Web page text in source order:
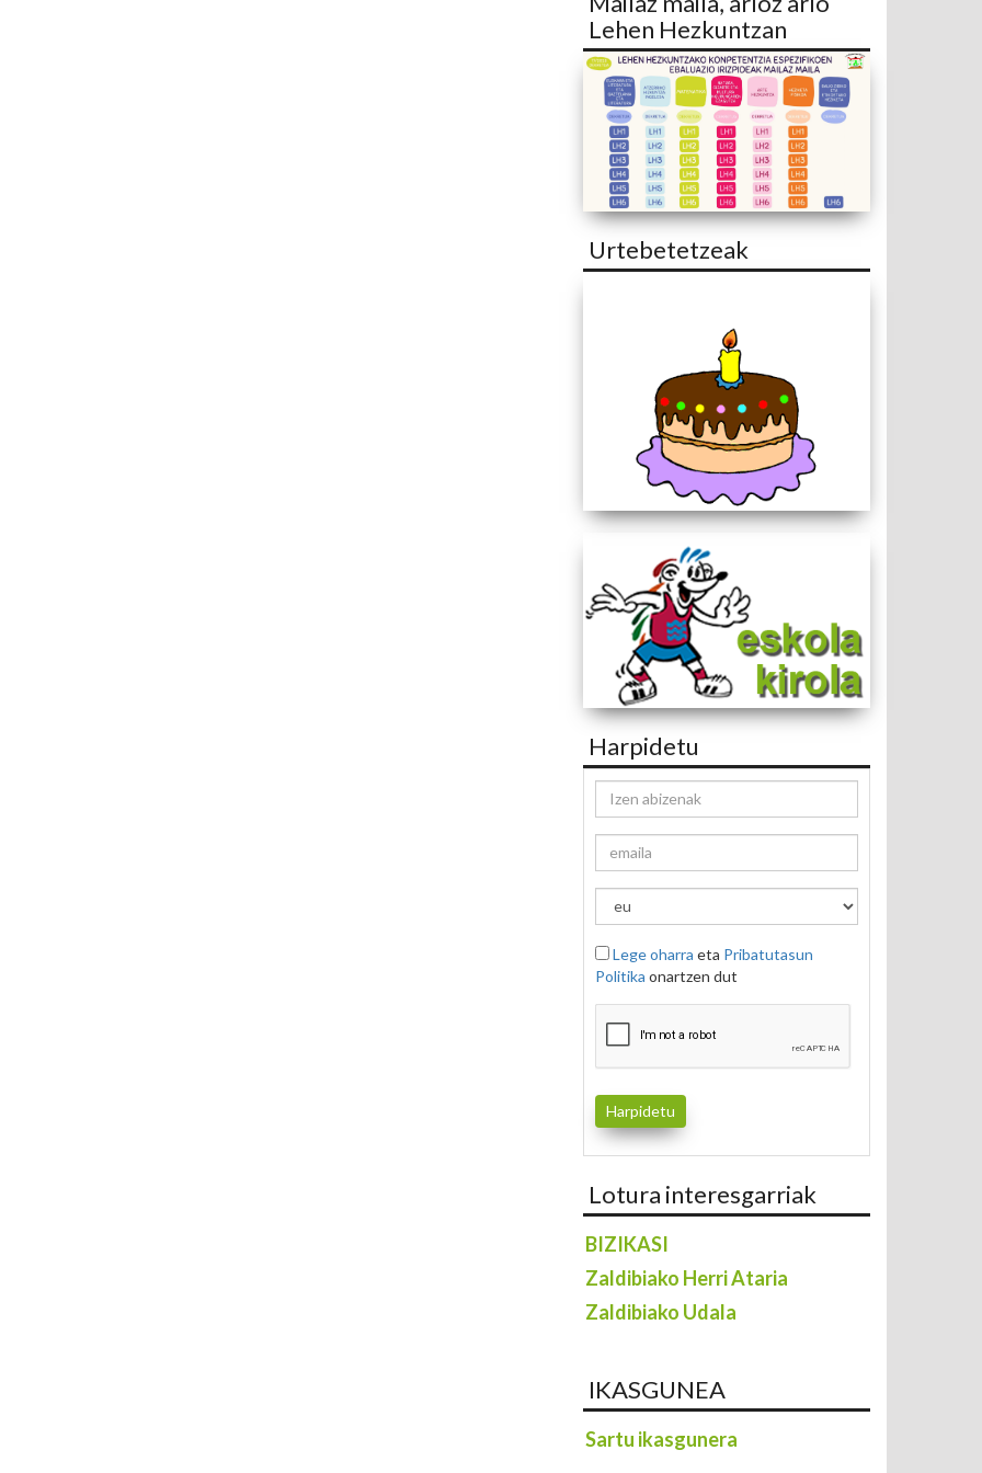
Lehen Hezkuntzan
Urtebetetzeak
Harpidetu
Lege oharra eta Pribatutasun
Politika onartzen dut
Lotura interesgarriak
BIZIKASI
Zaldibiako Herri Ataria
Zaldibiako Udala
IKASGUNEA
Sartu ikasgunera